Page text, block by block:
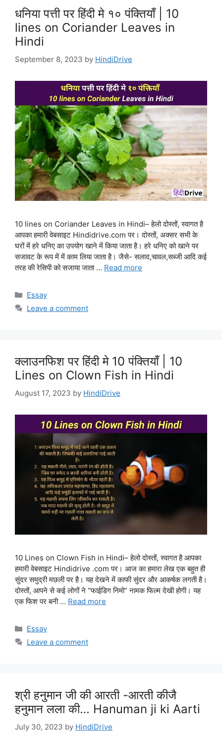
धनिया पत्ती पर हिंदी मे १० पंक्तियाँ | 10
lines on Coriander Leaves in
Hindi
September 8, 2023 by HindiDrive
10 lines on Coriander Leaves in Hindi– हेलो दोस्तों, स्वागत है
आपका हमारी वेबसाइट Hindidrive.com पर। दोस्तों, अक्सर सभी के
घरों में हरे धनिए का उपयोग खाने में किया जाता है। हरे धनिए को खाने पर
सजावट के रूप में में काम लिया जाता है। जैसे- सलाद,चावल,सब्जी आदि कई
तरह की रेसिपी को सजाया जाता … Read more
Categories
Essay
Leave a comment
क्लाउनफिश पर हिंदी मे 10 पंक्तियाँ | 10
Lines on Clown Fish in Hindi
August 17, 2023 by HindiDrive
10 Lines on Clown Fish in Hindi– हेलो दोस्तों, स्वागत है आपका
हमारी वेबसाइट Hindidrive .com पर। आज का हमारा लेख एक बहुत ही
सुंदर समुद्री मछली पर है। यह देखने में काफी सुंदर और आकर्षक लगती है।
दोस्तों, आपने से कई लोगों ने “फाईडिग निमो” नामक फिल्म देखी होगी। यह
एक फिश पर बनी … Read more
Categories
Essay
Leave a comment
श्री हनुमान जी की आरती -आरती कीजै
हनुमान लला की… Hanuman ji ki Aarti
July 30, 2023 by HindiDrive